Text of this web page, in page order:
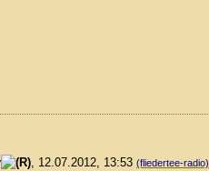
, 12.07.2012, 13:53 (fliedertee-radio)